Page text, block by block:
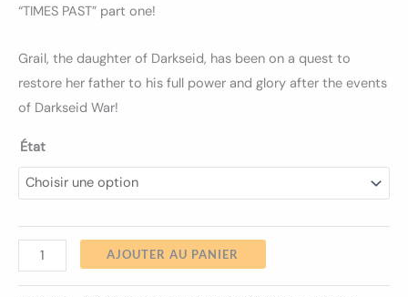
“TIMES PAST” part one!
Grail, the daughter of Darkseid, has been on a quest to
restore her father to his full power and glory after the events
of Darkseid War!
État
AJOUTER AU PANIER